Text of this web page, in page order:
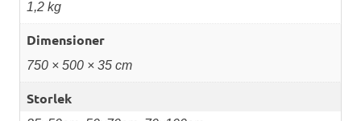
1,2 kg
Dimensioner
750 × 500 × 35 cm
Storlek